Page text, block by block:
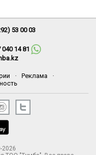
53 00 03
040 14 81
· Реклама
·
2026